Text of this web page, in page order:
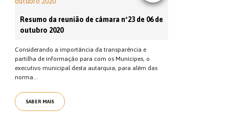
Resumo da reunião de câmara nº23 de 06 de
outubro 2020
Considerando a importância da transparência e
partilha de informação para com os Munícipes, o
executivo municipal desta autarquia, para além das
norma...
SABER MAIS